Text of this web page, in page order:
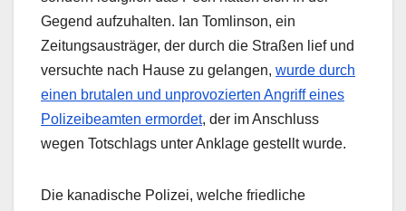
Gegend aufzuhalten. Ian Tomlinson, ein
Zeitungsausträger, der durch die Straßen lief und
versuchte nach Hause zu gelangen, wurde durch
einen brutalen und unprovozierten Angriff eines
Polizeibeamten ermordet, der im Anschluss
wegen Totschlags unter Anklage gestellt wurde.
Die kanadische Polizei, welche friedliche